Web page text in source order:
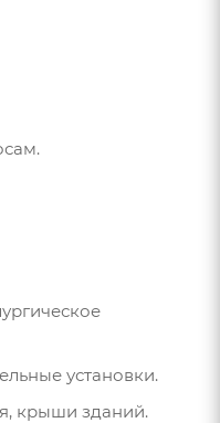
установки.
крыши зданий.